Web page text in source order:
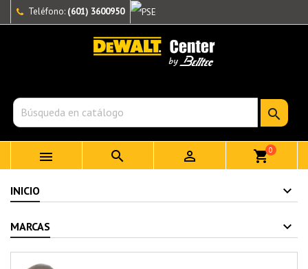
Teléfono: (601) 3600950

   shopping_cart0
INICIO
MARCAS